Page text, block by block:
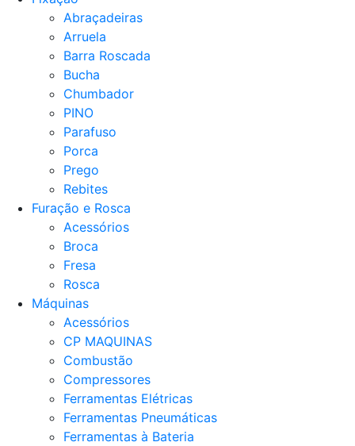
Abraçadeiras
Arruela
Barra Roscada
Bucha
Chumbador
PINO
Parafuso
Porca
Prego
Rebites
Furação e Rosca
Acessórios
Broca
Fresa
Rosca
Máquinas
Acessórios
CP MAQUINAS
Combustão
Compressores
Ferramentas Elétricas
Ferramentas Pneumáticas
Ferramentas à Bateria